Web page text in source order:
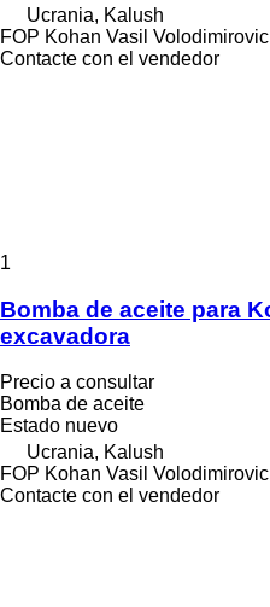
Ucrania, Kalush
FOP Kohan Vasil
Contacte con el vendedor
1
Bomba de aceite para
excavadora
Precio a consultar
Bomba de aceite
Estado nuevo
Ucrania, Kalush
FOP Kohan Vasil
Contacte con el vendedor